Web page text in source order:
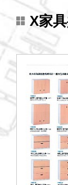
X家